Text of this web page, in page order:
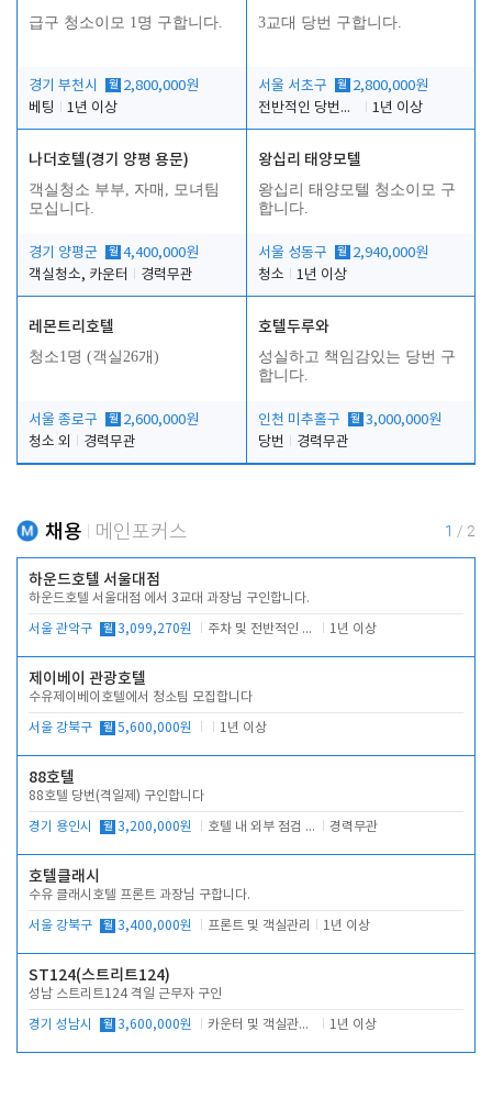
급구 청소이모 1명 구합니다.
경기 부천시 월 2,800,000원
베팅
1년 이상
3교대 당번 구합니다.
서울 서초구 월 2,800,000원
전반적인 당번업무
1년 이상
나더호텔(경기 양평 용문)
객실청소 부부, 자매, 모녀팀
모십니다.
경기 양평군 월 4,400,000원
객실청소, 카운터
경력무관
왕십리 태양모텔
왕십리 태양모텔 청소이모 구
합니다.
서울 성동구 월 2,940,000원
청소
1년 이상
레몬트리호텔
청소1명 (객실26개)
서울 종로구 월 2,600,000원
청소 외
경력무관
호텔두루와
성실하고 책임감있는 당번 구
합니다.
인천 미추홀구 월 3,000,000원
당번
경력무관
채용 메인포커스 1 / 2
하운드호텔 서울대점
하운드호텔 서울대점 에서 3교대 과장님 구인합니다.
서울 관악구 월 3,099,270원 주차 및 전반적인 당번업무 1년 이상
제이베이 관광호텔
수유제이베이호텔에서 청소팀 모집합니다
서울 강북구 월 5,600,000원 1년 이상
88호텔
88호텔 당번(격일제) 구인합니다
경기 용인시 월 3,200,000원 호텔 내 외부 점검 및 프런트 운영 경력무관
호텔클래시
수유 클래시호텔 프론트 과장님 구합니다.
서울 강북구 월 3,400,000원 프론트 및 객실관리 1년 이상
ST124(스트리트124)
성남 스트리트124 격일 근무자 구인
경기 성남시 월 3,600,000원 카운터 및 객실관리 전반 1년 이상